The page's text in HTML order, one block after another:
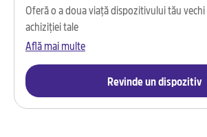
Oferă o a doua viață dispozitivului tău
achiziției tale
Află mai multe
Revinde un dispozitiv